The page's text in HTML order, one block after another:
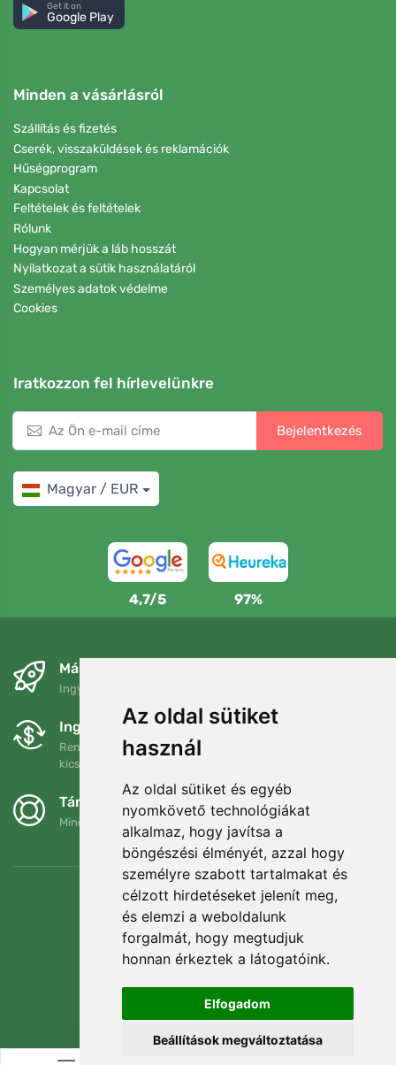
Az oldal sütiket
használ
Az oldal sütiket és egyéb
nyomkövető technológiákat
alkalmaz, hogy javítsa a
böngészési élményét, azzal hogy
személyre szabott tartalmakat és
célzott hirdetéseket jelenít meg,
és elemzi a weboldalunk
forgalmát, hogy megtudjuk
honnan érkeztek a látogatóink.
Elfogadom
Beállítások megváltoztatása
Get it on
Google Play
Minden a vásárlásról
Szállítás és fizetés
Cserék, visszaküldések és reklamációk
Hűségprogram
Kapcsolat
Feltételek és feltételek
Rólunk
Hogyan mérjük a láb hosszát
Nyilatkozat a sütik használatáról
Személyes adatok védelme
Cookies
Iratkozzon fel hírlevelünkre
Bejelentkezés
Magyar / EUR
4,7/5 97%
Másnapra és ingyenesen
Ingyenes szállítás a következő összeg felett: 80 EUR
Ingyenes csere és visszaküldés
Rendelését 90 napon belül bármikor visszaküldheti vagy
kicserélheti.
Támogatjuk a Trees.org-ot
Minden megrendelésért ültetünk egy fát! Bővebben